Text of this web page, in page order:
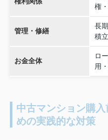
権
管理・修繕
長
積
お金全体
ロ
用
中古マンション購
めの実践的な対策